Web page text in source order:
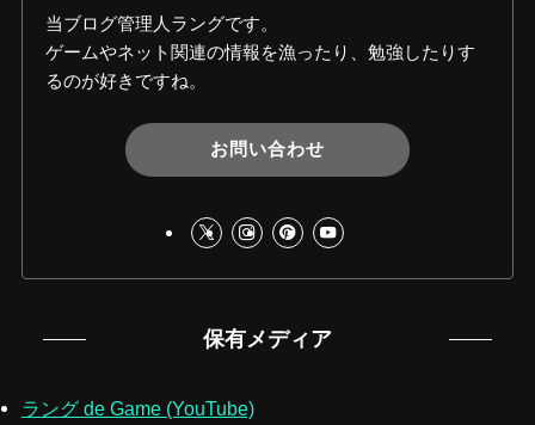
当ブログ管理人ラングです。
ゲームやネット関連の情報を漁ったり、勉強したりす
るのが好きですね。
お問い合わせ
保有メディア
ラング de Game (YouTube)